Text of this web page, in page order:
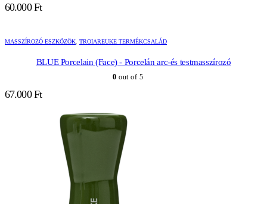
60.000Ft
MASSZÍROZÓ ESZKÖZÖK TROIAREUKE TERMÉKCSALÁD
BLUE Porcelain (Face) - Porcelán arc-és testmasszírozó
0 out of 5
67.000Ft